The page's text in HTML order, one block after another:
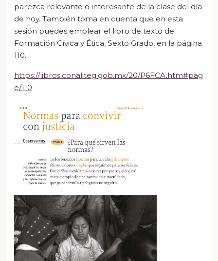
parezca relevante o interesante de la clase del día
de hoy. También toma en cuenta que en esta
sesión puedes emplear el libro de texto de
Formación Cívica y Ética, Sexto Grado, en la página
110.
https://libros.conaliteg.gob.mx/20/P6FCA.htm#pag
e/110